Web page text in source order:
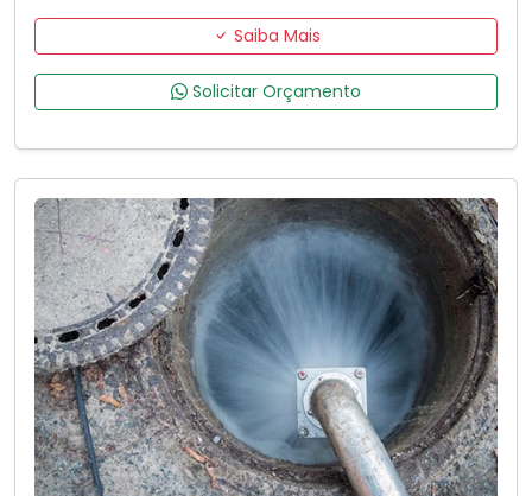
Saiba Mais
Solicitar Orçamento